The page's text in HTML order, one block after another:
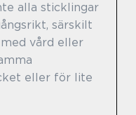
alla sticklingar
särskilt
vård eller
eller för lite